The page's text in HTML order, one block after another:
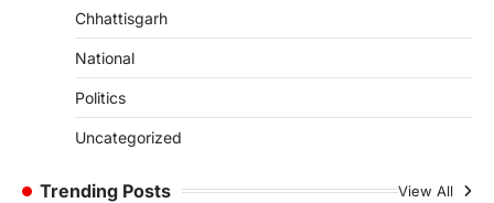
Chhattisgarh
National
Politics
Uncategorized
Trending Posts View All
CG: छिपली की दीदियों का कमाल, बकरी
बनाने की दिशा में जिले के नगरी…